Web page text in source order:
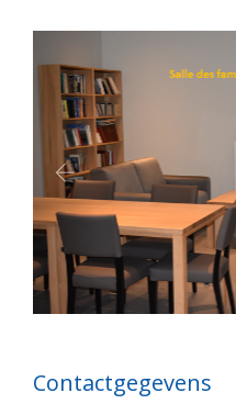
Contactgegevens